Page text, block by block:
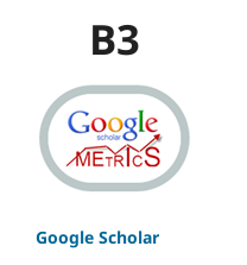
B3
Google Scholar